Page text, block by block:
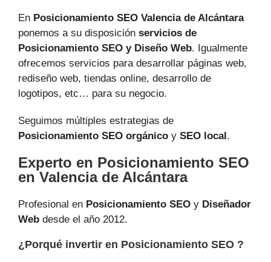
En Posicionamiento SEO Valencia de Alcántara
ponemos a su disposición servicios de
Posicionamiento SEO y Diseño Web. Igualmente
ofrecemos servicios para desarrollar páginas web,
rediseño web, tiendas online, desarrollo de
logotipos, etc… para su negocio.
Seguimos múltiples estrategias de
Posicionamiento SEO orgánico y SEO local .
Experto en Posicionamiento SEO
en Valencia de Alcántara
Profesional en Posicionamiento SEO y Diseñador
Web desde el año 2012.
¿Porqué invertir en Posicionamiento SEO ?